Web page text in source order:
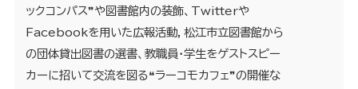
ックコンパス❞や図書館内の装飾、Twitterや
Facebookを用いた広報活動，松江市立図書館から
の団体貸出図書の選書、教職員・学生をゲストスピー
カーに招いて交流を図る❝ラーコモカフェ❞の開催な